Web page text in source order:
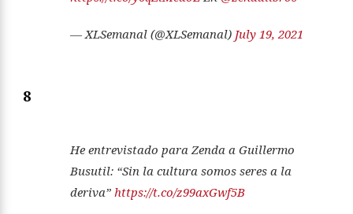
— XLSemanal (@XLSemanal) July 19, 2021
8
He entrevistado para Zenda a Guillermo
Busutil: “Sin la cultura somos seres a la
deriva” https://t.co/z99axGwf5B